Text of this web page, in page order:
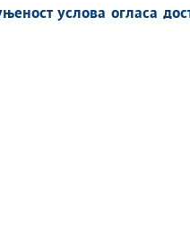
услова огласа